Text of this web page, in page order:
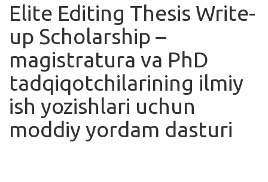
Ishlar
Kurslar
Blog
Yana
Elite Editing Thesis Write-
up Scholarship –
magistratura va PhD
tadqiqotchilarining ilmiy
ish yozishlari uchun
moddiy yordam dasturi